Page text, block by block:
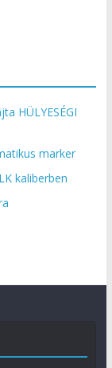
HÜLYESÉGI
marker
kaliberben